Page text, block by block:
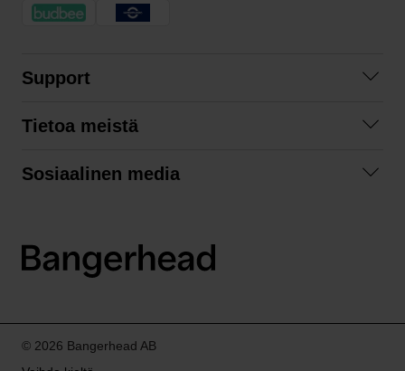
Support
Tilausehdot
Tietoa meistä
Sosiaalinen media
LinkedIn
© 2026 Bangerhead AB